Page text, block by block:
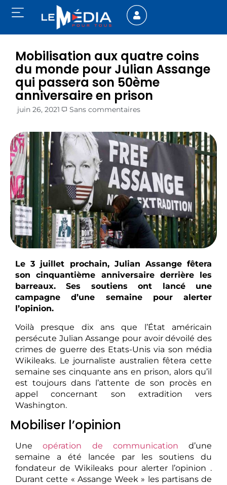
Mobilisation aux quatre coins
du monde pour Julian Assange
qui passera son 50ème
anniversaire en prison
juin 26, 2021 Sans commentaires
Le 3 juillet prochain, Julian Assange fêtera
son cinquantième anniversaire derrière les
barreaux. Ses soutiens ont lancé une
campagne d’une semaine pour alerter
l’opinion.
Voilà presque dix ans que l’État américain
persécute Julian Assange pour avoir dévoilé des
crimes de guerre des Etats-Unis via son média
Wikileaks. Le journaliste australien fêtera cette
semaine ses cinquante ans en prison, alors qu’il
est toujours dans l’attente de son procès en
appel concernant son extradition vers
Washington.
Mobiliser l’opinion
Uneopération de communication d’une
semaine a été lancée par les soutiens du
fondateur de Wikileaks pour alerter l’opinion .
Durant cette « Assange Week » les partisans de